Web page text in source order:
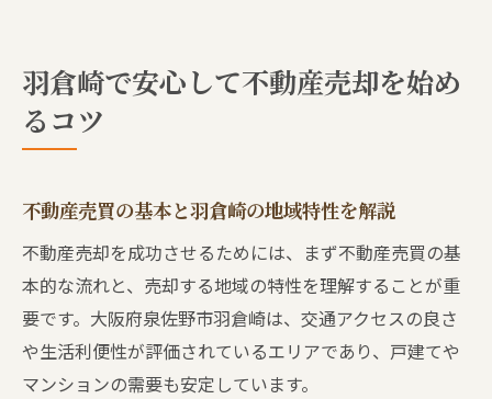
理由
不動産売買で安心を得る無料相談の活用法
不動産売買の相談先選びで失敗しない方法
性
無料査定を活かす不動産売買の相談手順
泉佐野市の不動産会社比較と売買のポイン
ト
羽倉崎で安心して不動産売却を始め
るコツ
不動産売買の基本と羽倉崎の地域特性を解説
不動産売却を成功させるためには、まず不動産売買の基
本的な流れと、売却する地域の特性を理解することが重
要です。大阪府泉佐野市羽倉崎は、交通アクセスの良さ
や生活利便性が評価されているエリアであり、戸建てや
マンションの需要も安定しています。